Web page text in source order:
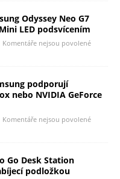
Odyssey Neo G7
LED podsvícením
Komentáře nejsou povolené
podporují
nebo NVIDIA GeForce
Komentáře nejsou povolené
Go Desk Station
podložkou